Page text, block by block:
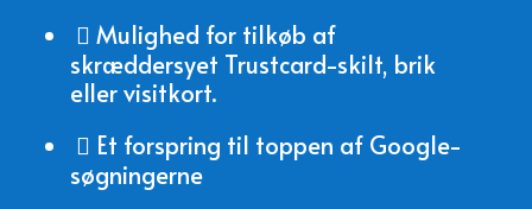
 Mulighed for tilkøb af
skræddersyet Trustcard-skilt, brik
eller visitkort.
 Et forspring til toppen af Google-
søgningerne